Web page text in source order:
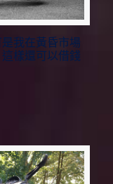
我在黃昏市場
樣還可以借錢